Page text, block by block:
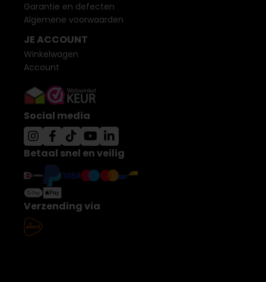
Garantie en defecten
Algemene voorwaarden
JE ACCOUNT
Winkelwagen
Account
Social media
Betaal snel en veilig
Verzending via